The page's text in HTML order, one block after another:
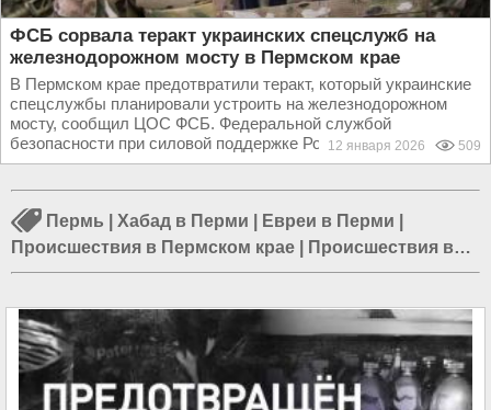
ФСБ сорвала теракт украинских спецслужб на
железнодорожном мосту в Пермском крае
В Пермском крае предотвратили теракт, который украинские
спецслужбы планировали устроить на железнодорожном
мосту, сообщил ЦОС ФСБ. Федеральной службой
безопасности при силовой поддержке Росгвардии...
12 января 2026 509
Пермь Хабад в Перми Евреи в Перми
Происшествия в Пермском крае
Происшествия в
Перми|ДТП в Пермском крае|ДТП в Перми|
Павлова
Резня в Перми